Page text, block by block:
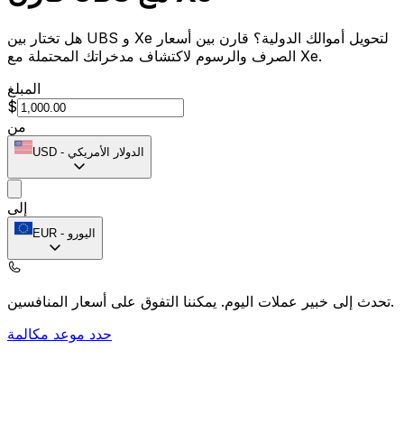
هل تختار بين UBS و Xe لتحويل أموالك الدولية؟ قارن بين أسعار
الصرف والرسوم لاكتشاف مدخراتك المحتملة مع Xe.
المبلغ
$
من
USD - الدولار الأمريكي
إلى
EUR - اليورو
تحدث إلى خبير عملات اليوم.يمكننا التفوق على أسعار المنافسين.
حدد موعد مكالمة